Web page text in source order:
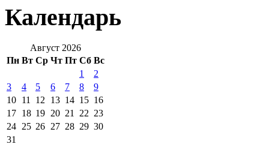
Календарь
Август 2026
Пн Вт Ср Чт Пт Сб Вс
1
2
3
4 5 6 7 8
9
10 11 12 13 14 15 16
17 18 19 20 21 22 23
24 25 26 27 28 29 30
31